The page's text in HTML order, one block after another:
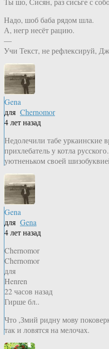
Надо, шоб баба рядом шла.
А, негр несёт рацию.
—
Учи Текст, не рефлексируй,
Gena
для Chernomor
4 лет назад
Недолечили табе уркаинские
прихлебатель у котла
уютненьком своей
Gena
для Gena
4 лет назад
Chernomor
Chernomor
для
Henren
22 часов назад
Гирше бл..
Что ,Змий ридну мову
так и ловятся на мелочах.